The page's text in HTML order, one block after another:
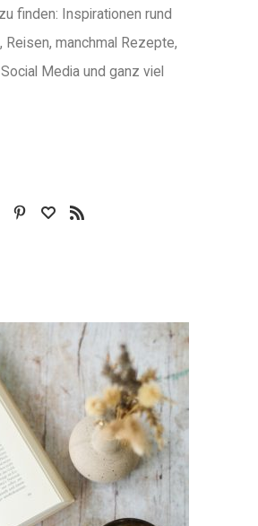
finden: Inspirationen rund
Reisen, manchmal Rezepte,
Media und ganz viel